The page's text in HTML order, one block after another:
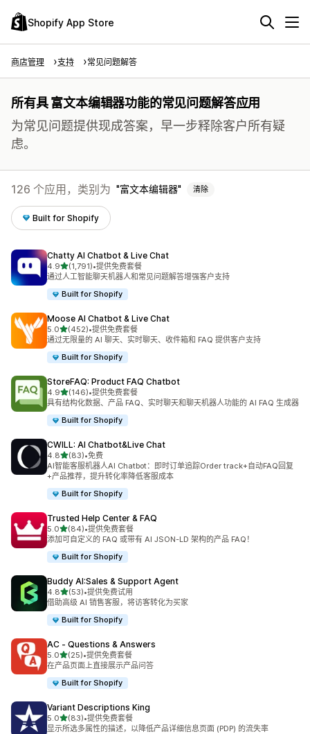
Shopify App Store
商店管理 支持 常见问题解答
所有具 富文本编辑器功能的常见问题解答应用
为常见问题提供现成答案，早一步释除客户所有疑
虑。
126 个应用，类别为 富文本编辑器 清除
Built for Shopify
Chatty AI Chatbot & Live Chat
4.9星（满分 5 星）
(1,791)
总共 1791 条评论
•提供免费套餐
通过人工智能聊天机器人和常见问题解答增强客户支持
Built for Shopify
Moose AI Chatbot & Live Chat
5.0星（满分 5 星）
(452)
总共 452 条评论
•提供免费套餐
通过无限量的 AI 聊天、实时聊天、收件箱和 FAQ 提供客户支持
Built for Shopify
StoreFAQ: Product FAQ Chatbot
4.9星（满分 5 星）
(146)
总共 146 条评论
•提供免费套餐
具有结构化数据、产品 FAQ、实时聊天和聊天机器人功能的 AI FAQ 生成器
Built for Shopify
CWILL: AI Chatbot&Live Chat
4.8星（满分 5 星）
(83)
总共 83 条评论
•免费
AI智能客服机器人AI Chatbot：即时订单追踪Order track+自动FAQ回复
+产品推荐，提升转化率降低客服成本
Built for Shopify
Trusted Help Center & FAQ
5.0星（满分 5 星）
(84)
总共 84 条评论
•提供免费套餐
添加可自定义的 FAQ 或带有 AI JSON-LD 架构的产品 FAQ！
Built for Shopify
Buddy AI:Sales & Support Agent
4.8星（满分 5 星）
(53)
总共 53 条评论
•提供免费试用
借助高级 AI 销售客服，将访客转化为买家
Built for Shopify
AC ‑ Questions & Answers
5.0星（满分 5 星）
(25)
总共 25 条评论
•提供免费套餐
在产品页面上直接展示产品问答
Built for Shopify
Variant Descriptions King
5.0星（满分 5 星）
(83)
总共 83 条评论
•提供免费套餐
显示所选多属性的描述，以降低产品详细信息页面 (PDP) 的流失率